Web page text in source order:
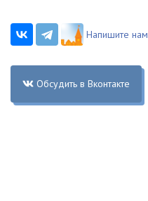
Напишите нам
Обсудить в Вконтакте